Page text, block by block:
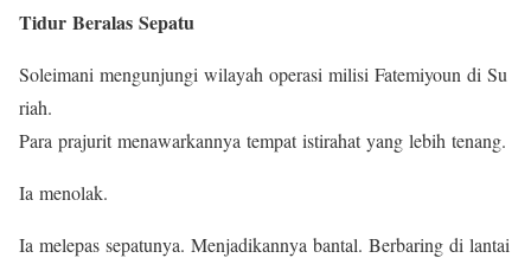
Tidur Beralas Sepatu
Soleimani mengunjungi wilayah operasi milisi Fatemiyoun di Su
riah.
Para prajurit menawarkannya tempat istirahat yang lebih tenang.
Ia menolak.
Ia melepas sepatunya. Menjadikannya bantal. Berbaring di lantai